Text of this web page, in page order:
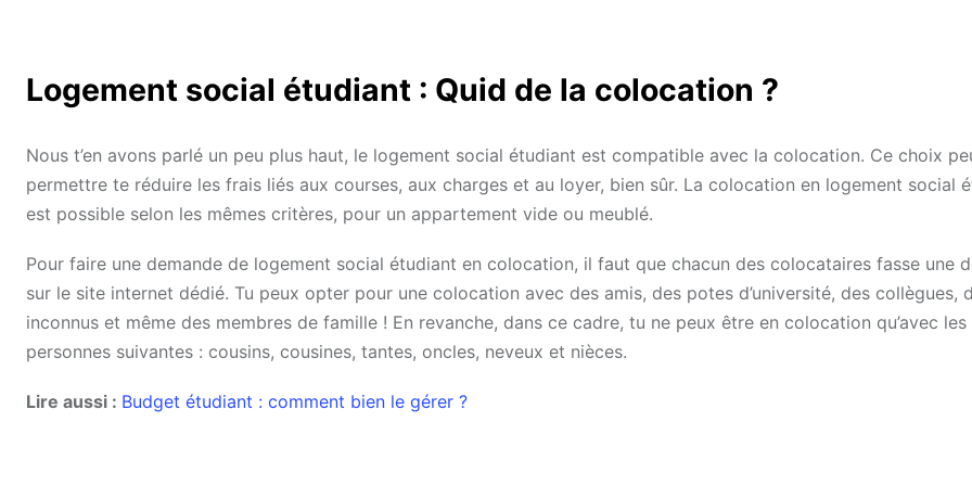
Logement social étudiant : Quid de la colocation ?
Nous t’en avons parlé un peu plus haut, le logement social étudiant est compatible avec la colocation. Ce choix
permettre te réduire les frais liés aux courses, aux charges et au loyer, bien sûr. La colocation en logement social
est possible selon les mêmes critères, pour un appartement vide ou meublé.
Pour faire une demande de logement social étudiant en colocation, il faut que chacun des colocataires fasse une
sur le site internet dédié. Tu peux opter pour une colocation avec des amis, des potes d’université, des collègues,
inconnus et même des membres de famille ! En revanche, dans ce cadre, tu ne peux être en colocation qu’avec les
personnes suivantes : cousins, cousines, tantes, oncles, neveux et nièces.
Lire aussi : Budget étudiant : comment bien le gérer ?